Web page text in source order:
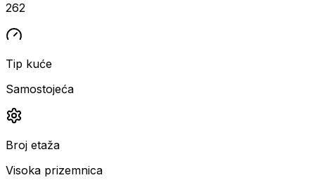
262
Tip kuće
Samostojeća
Broj etaža
Visoka prizemnica